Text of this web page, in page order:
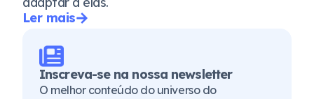
Ler mais
Inscreva-se na nossa newsletter
O melhor conteúdo do universo do